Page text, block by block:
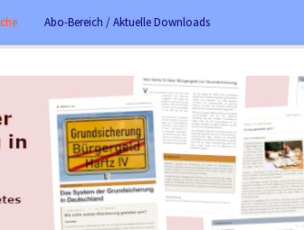
Abo-Bereich / Aktuelle Downloads